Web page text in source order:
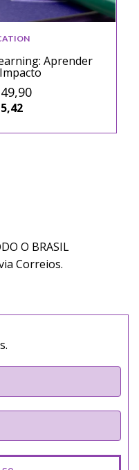
Aprender
O BRASIL
Correios.